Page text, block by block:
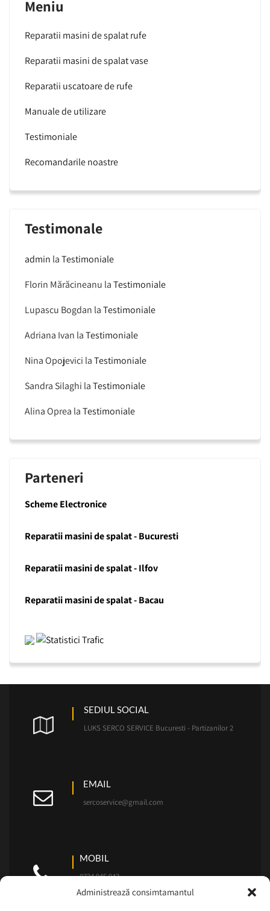
Administrează consimtamantul
Meniu
Reparatii masini de spalat rufe
Reparatii masini de spalat vase
Reparatii uscatoare de rufe
Manuale de utilizare
Testimoniale
Recomandarile noastre
Testimonale
admin laTestimoniale
Florin Mărăcineanu laTestimoniale
Lupascu Bogdan laTestimoniale
Adriana Ivan laTestimoniale
Nina Opojevici laTestimoniale
Sandra Silaghi laTestimoniale
Alina Oprea laTestimoniale
Parteneri
Scheme Electronice
Reparatii masini de spalat - Bucuresti
Reparatii masini de spalat - Ilfov
Reparatii masini de spalat - Bacau
SEDIUL SOCIAL
LUKS SERCO SERVICE Bucuresti - Partizanilor 2
EMAIL
sercoservice@gmail.com
MOBIL
0724.945.943